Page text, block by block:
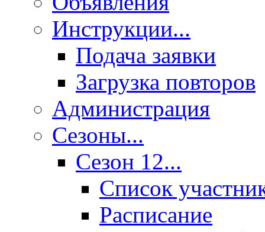
Инструкции...
Подача заявки
Загрузка повторов
Администрация
Сезоны...
Сезон 12...
Список
Расписание